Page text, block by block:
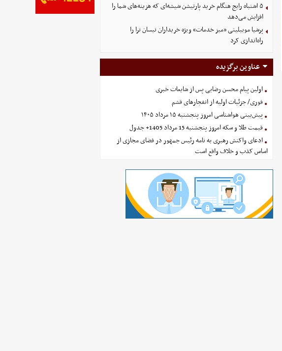
۵ اشتباه رایج هنگام خرید پارتیشن شیشه‌ای که هزینه‌های شما را
افزایش می‌دهد
پرشیا موبیلیتی «میز خدمات» ویژه خریداران نیسان ترا را
راه‌اندازی کرد
عناوین برگزیده
اولین پیام محسن رضایی پس از شایعات خبری
فوری/ جزئیات اولیه از انفجارهای قشم
پیش‌بینی هواشناسی امروز پنجشنبه ۱۵ مرداد ۱۴۰۵
قیمت طلا و سکه امروز پنجشنبه 15 مرداد 1405+ جدول
ادعای واکنش رهبری به نامه رئیس جمهور در فضای مجازی از
اساس کذب و خلاف واقع است